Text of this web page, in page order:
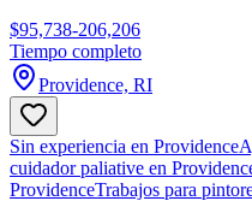
$95,738-206,206
Tiempo completo
Providence, RI
Sin experiencia en Providence
cuidador paliative en
ProvidenceTrabajos para